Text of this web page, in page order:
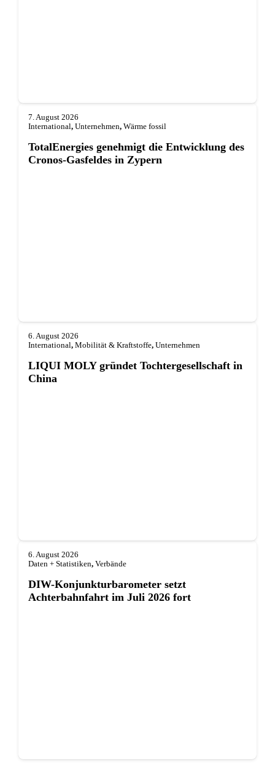
7. August 2026
International, Unternehmen, Wärme fossil
TotalEnergies genehmigt die Entwicklung des
Cronos-Gasfeldes in Zypern
6. August 2026
International, Mobilität & Kraftstoffe, Unternehmen
LIQUI MOLY gründet Tochterge­sellschaft in
China
6. August 2026
Daten + Statistiken, Verbände
DIW-Konjunkturbarometer setzt
Achterbahnfahrt im Juli 2026 fort